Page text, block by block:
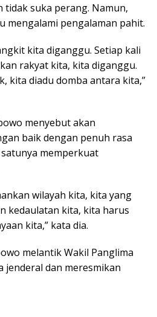
tidak suka perang. Namun,
mengalami pengalaman pahit.
kita diganggu. Setiap kali
rakyat kita, kita diganggu.
kita diadu domba antara kita,”
menyebut akan
baik dengan penuh rasa
memperkuat
wilayah kita, kita yang
kedaulatan kita, kita harus
kita,” kata dia.
melantik Wakil Panglima
jenderal dan meresmikan